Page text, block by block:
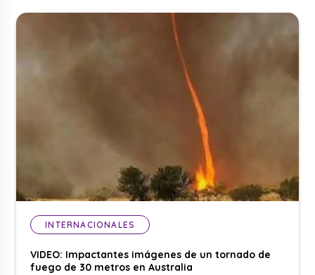
INTERNACIONALES
VIDEO: Impactantes imágenes de un tornado de
fuego de 30 metros en Australia